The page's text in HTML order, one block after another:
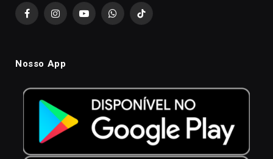
FacebookInstagramYouTubeWhatsAppTikTok
Nosso App